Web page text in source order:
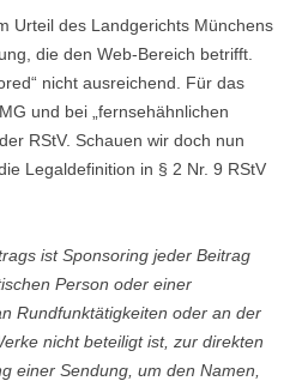
Urteil des Landgerichts Münchens
die den Web-Bereich betrifft.
nicht ausreichend. Für das
und bei „fernsehähnlichen
RStV. Schauen wir doch nun
Legaldefinition in § 2 Nr. 9 RStV
ist Sponsoring jeder Beitrag
Person oder einer
Rundfunktätigkeiten oder an der
nicht beteiligt ist, zur direkten
einer Sendung, um den Namen,